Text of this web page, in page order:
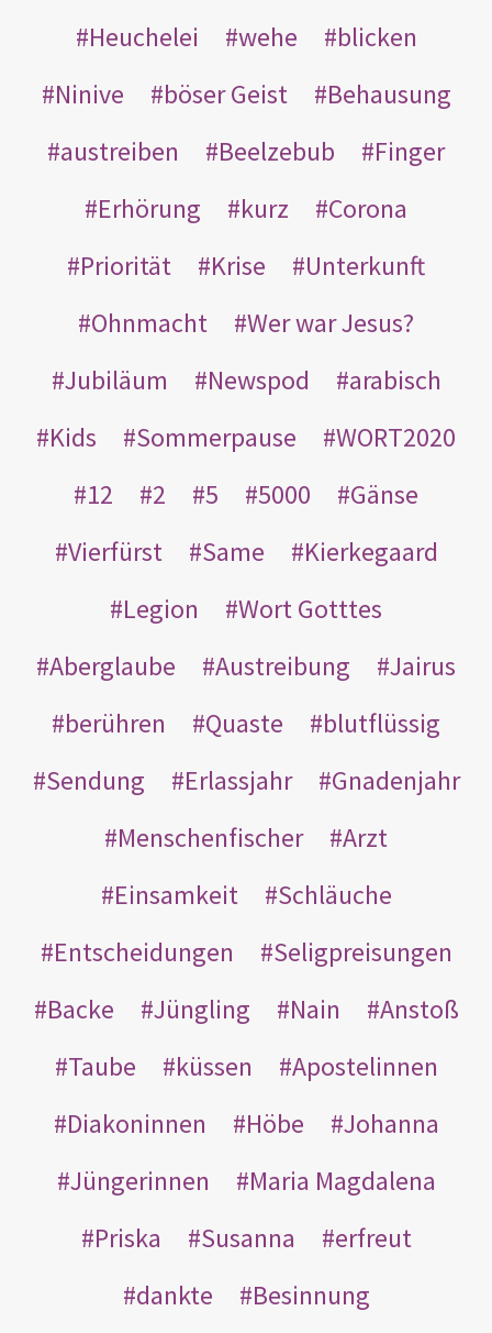
Heuchelei wehe
blicken
Ninive
böser Geist
Behausung
austreiben
Beelzebub
Finger
Erhörung
kurz
Corona
Priorität
Krise
Unterkunft
Ohnmacht
Wer war Jesus?
Jubiläum
Newspod
arabisch
Kids
Sommerpause
WORT2020
12
2 5 5000
Gänse
Vierfürst
Same
Kierkegaard
Legion
Wort Gotttes
Aberglaube
Austreibung
Jairus
berühren
Quaste
blutflüssig
Sendung
Erlassjahr
Gnadenjahr
Menschenfischer
Arzt
Einsamkeit
Schläuche
Entscheidungen
Seligpreisungen
Backe
Jüngling Nain
Anstoß
Taube
küssen
Apostelinnen
Diakoninnen
Höbe
Johanna
Jüngerinnen
Maria Magdalena
Priska
Susanna
erfreut
dankte
Besinnung